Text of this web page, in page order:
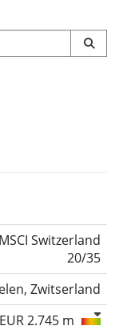
MSCI Switzerland
20/35
Zwitserland
EUR 2.745 m